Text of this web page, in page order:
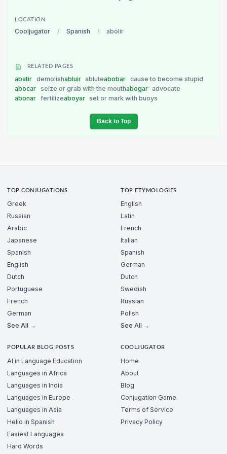
LOCATION
Cooljugator / Spanish / abolir
RELATED PAGES
abatir demolishabluir abluteabobar cause to become stupid
abocar seize or grab with the mouthabogar advocate
abonar fertilizeaboyar set or mark with buoys
Back to Top
TOP CONJUGATIONS
Greek
Russian
Arabic
Japanese
Spanish
English
Dutch
Portuguese
French
German
See All →
TOP ETYMOLOGIES
English
Latin
French
Italian
Spanish
German
Dutch
Swedish
Russian
Polish
See All →
POPULAR BLOG POSTS
AI in Language Education
Languages in Africa
Languages in India
Languages in Europe
Languages in Asia
Hello in Spanish
Easiest Languages
Hard Words
COOLJUGATOR
Home
About
Blog
Conjugation Game
Terms of Service
Privacy Policy